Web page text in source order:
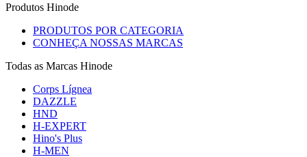
Produtos Hinode
PRODUTOS POR CATEGORIA
CONHEÇA NOSSAS MARCAS
Todas as Marcas Hinode
Corps Lígnea
DAZZLE
HND
H-EXPERT
Hino's Plus
H-MEN